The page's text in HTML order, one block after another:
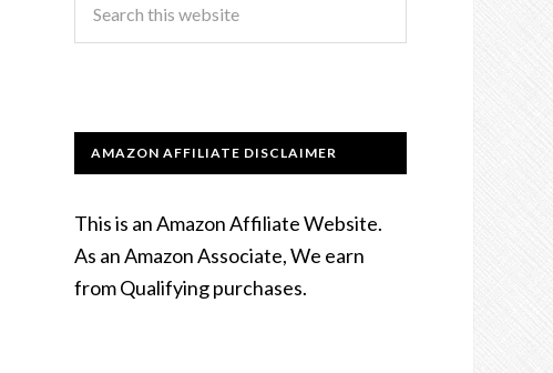
AMAZON AFFILIATE DISCLAIMER
This is an Amazon Affiliate Website.
As an Amazon Associate, We earn
from Qualifying purchases.